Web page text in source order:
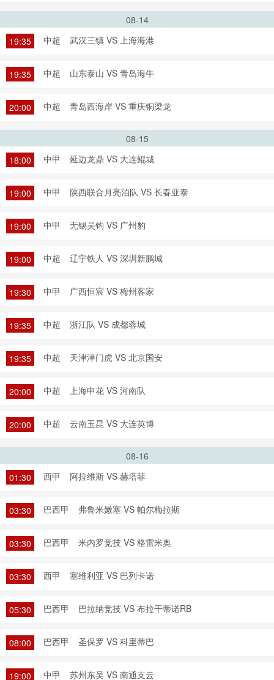
08-14
19:35
中超 武汉三镇 VS 上海海港
19:35 中超 山东泰山 VS 青岛海牛
20:00 中超 青岛西海岸 VS 重庆铜梁龙
08-15
18:00
中甲 延边龙鼎 VS 大连鲲城
19:00 中甲 陕西联合月亮泊队 VS 长春亚泰
19:00 中甲 无锡吴钩 VS 广州豹
19:00 中超 辽宁铁人 VS 深圳新鹏城
19:30 中甲 广西恒宸 VS 梅州客家
19:35 中超 浙江队 VS 成都蓉城
19:35 中超 天津津门虎 VS 北京国安
20:00 中超 上海申花 VS 河南队
20:00 中超 云南玉昆 VS 大连英博
08-16
01:30
西甲 阿拉维斯 VS 赫塔菲
03:30 巴西甲 弗鲁米嫩塞 VS 帕尔梅拉斯
03:30 巴西甲 米内罗竞技 VS 格雷米奥
03:30 西甲 塞维利亚 VS 巴列卡诺
05:30 巴西甲 巴拉纳竞技 VS 布拉干蒂诺RB
08:00 巴西甲 圣保罗 VS 科里蒂巴
19:00 中甲 苏州东吴 VS 南通支云